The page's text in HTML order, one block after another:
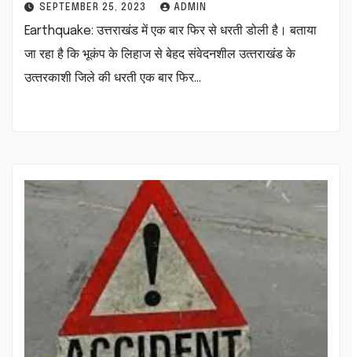
SEPTEMBER 25, 2023 ADMIN
Earthquake: उत्तराखंड में एक बार फिर से धरती डोली है। बताया
जा रहा है कि भूकंप के लिहाज से बेहद संवेदनशील उत्‍तराखंड के
उत्‍तरकाशी जिले की धरती एक बार फिर…